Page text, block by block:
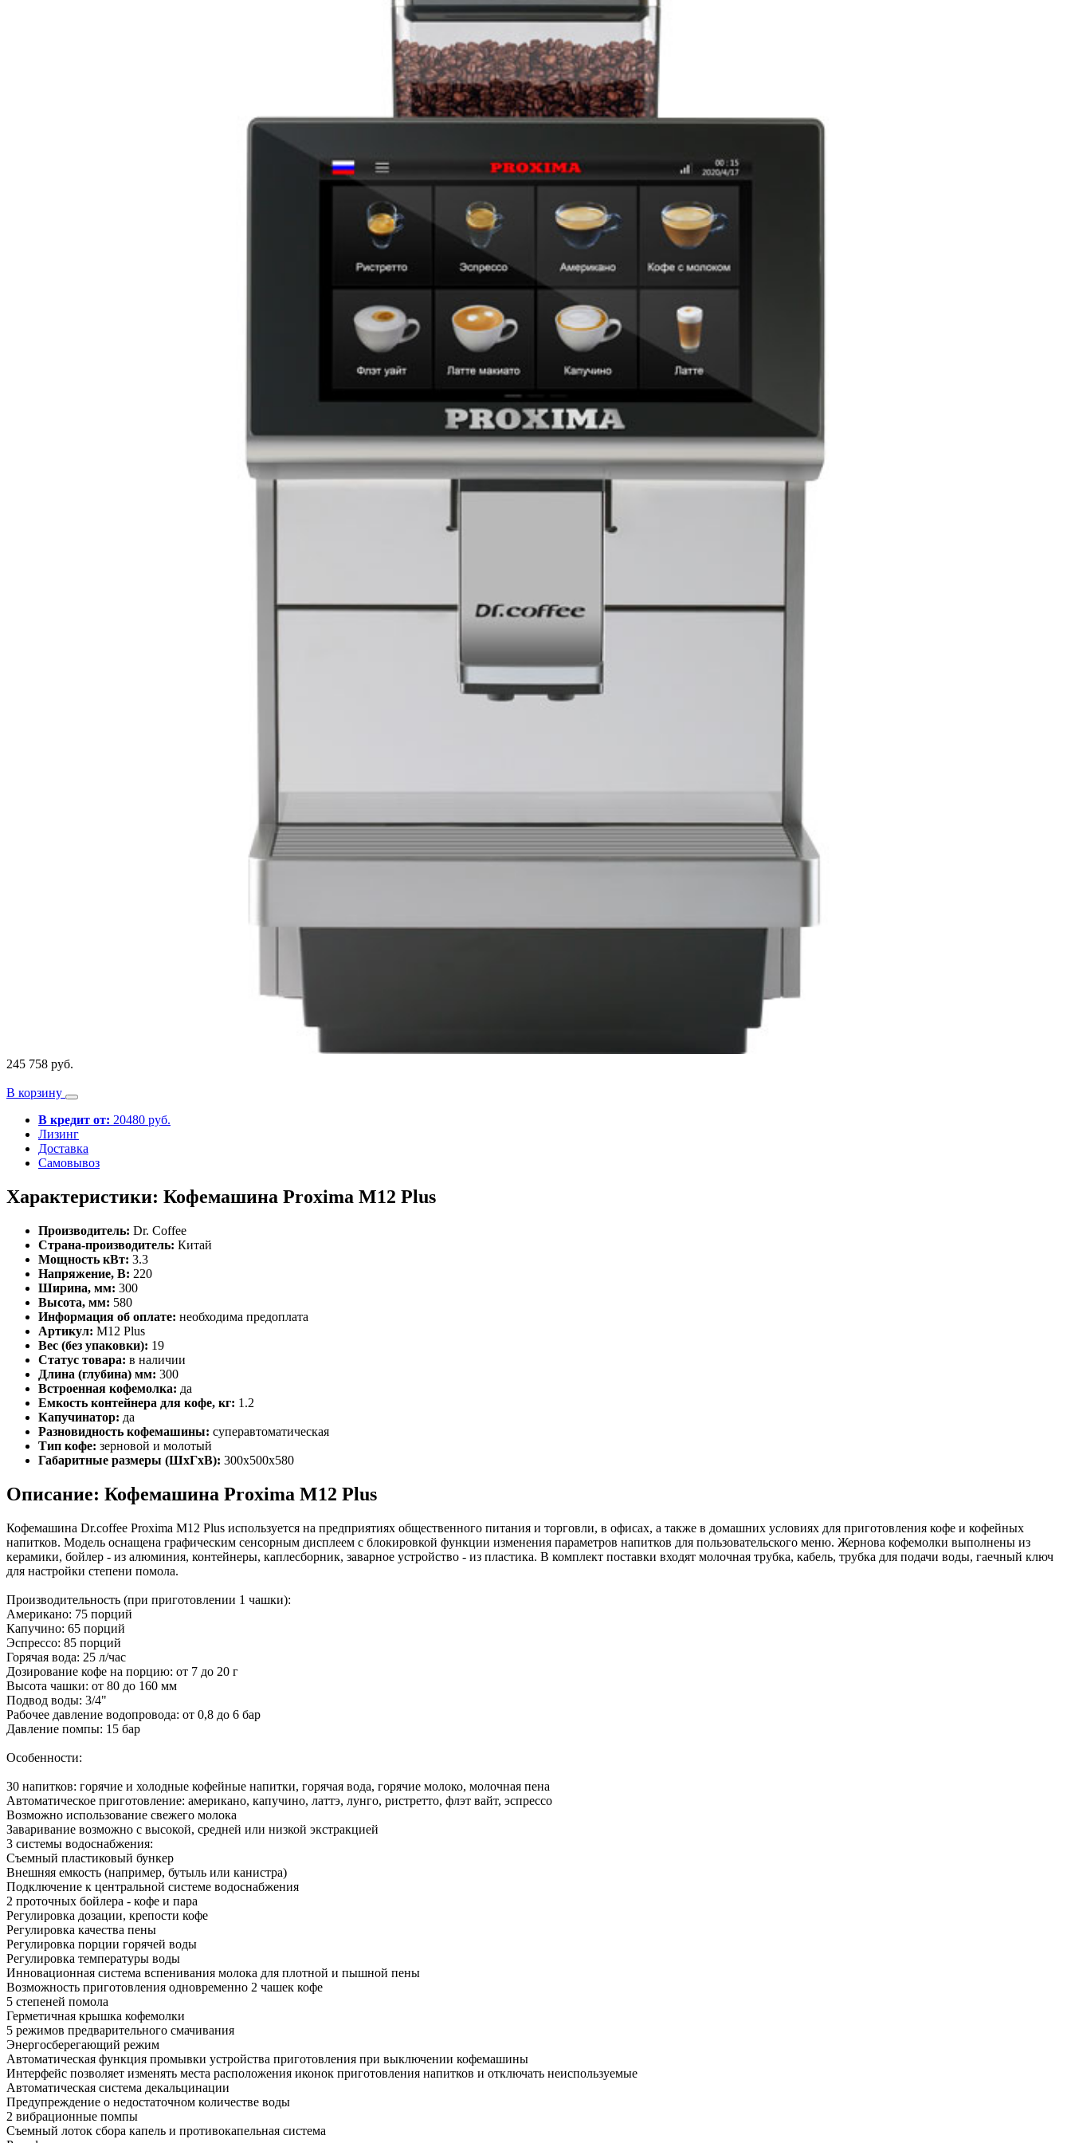
245 758 руб.
В корзину
В кредит от: 20480 руб.
Лизинг
Доставка
Самовывоз
Характеристики: Кофемашина Proxima M12 Plus
Производитель: Dr. Coffee
Страна-производитель: Китай
Мощность кВт: 3.3
Напряжение, В: 220
Ширина, мм: 300
Высота, мм: 580
Информация об оплате: необходима предоплата
Артикул: M12 Plus
Вес (без упаковки): 19
Статус товара: в наличии
Длина (глубина) мм: 300
Встроенная кофемолка: да
Емкость контейнера для кофе, кг: 1.2
Капучинатор: да
Разновидность кофемашины: суперавтоматическая
Тип кофе: зерновой и молотый
Габаритные размеры (ШхГхВ): 300х500х580
Описание: Кофемашина Proxima M12 Plus
Кофемашина Dr.coffee Proxima M12 Plus используется на предприятиях общественного питания и торговли, в офисах, а также в домашних условиях для приготовления кофе и кофейных
напитков. Модель оснащена графическим сенсорным дисплеем с блокировкой функции изменения параметров напитков для пользовательского меню. Жернова кофемолки выполнены из
керамики, бойлер - из алюминия, контейнеры, каплесборник, заварное устройство - из пластика. В комплект поставки входят молочная трубка, кабель, трубка для подачи воды, гаечный ключ
для настройки степени помола.
Производительность (при приготовлении 1 чашки):
Американо: 75 порций
Капучино: 65 порций
Эспрессо: 85 порций
Горячая вода: 25 л/час
Дозирование кофе на порцию: от 7 до 20 г
Высота чашки: от 80 до 160 мм
Подвод воды: 3/4"
Рабочее давление водопровода: от 0,8 до 6 бар
Давление помпы: 15 бар
Особенности:
30 напитков: горячие и холодные кофейные напитки, горячая вода, горячие молоко, молочная пена
Автоматическое приготовление: американо, капучино, латтэ, лунго, ристретто, флэт вайт, эспрессо
Возможно использование свежего молока
Заваривание возможно с высокой, средней или низкой экстракцией
3 системы водоснабжения:
Съемный пластиковый бункер
Внешняя емкость (например, бутыль или канистра)
Подключение к центральной системе водоснабжения
2 проточных бойлера - кофе и пара
Регулировка дозации, крепости кофе
Регулировка качества пены
Регулировка порции горячей воды
Регулировка температуры воды
Инновационная система вспенивания молока для плотной и пышной пены
Возможность приготовления одновременно 2 чашек кофе
5 степеней помола
Герметичная крышка кофемолки
5 режимов предварительного смачивания
Энергосберегающий режим
Автоматическая функция промывки устройства приготовления при выключении кофемашины
Интерфейс позволяет изменять места расположения иконок приготовления напитков и отключать неиспользуемые
Автоматическая система декальцинации
Предупреждение о недостаточном количестве воды
2 вибрационные помпы
Съемный лоток сбора капель и противокапельная система